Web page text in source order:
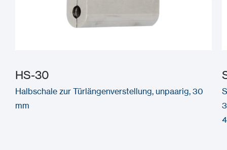
HS-30
Halbschale zur Türlängenverstellung, unpaarig, 30
mm